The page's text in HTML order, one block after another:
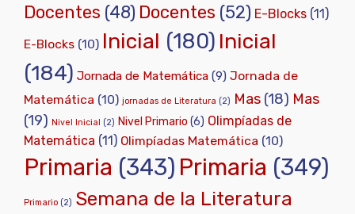
Docentes (48) Docentes (52) E-Blocks (11)
E-Blocks (10) Inicial (180) Inicial
(184) Jornada de Matemática (9) Jornada de
Matemática (10) jornadas de Literatura (2) Mas (18) Mas
(19) Nivel Inicial (2) Nivel Primario (6) Olimpíadas de
Matemática (11) Olimpíadas Matemática (10)
Primaria (343) Primaria (349)
Primario (2) Semana de la Literatura